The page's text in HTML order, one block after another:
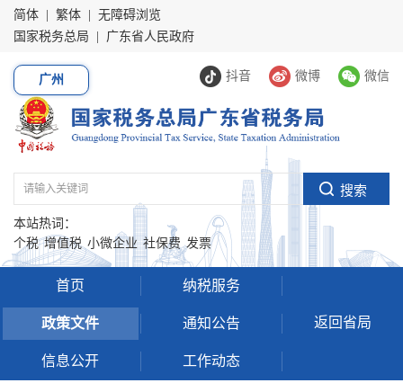
简体 繁体
无障碍浏览
国家税务总局
广东省人民政府
抖音 微博 微信
广州
本站热词：
个税 增值税 小微企业 社保费 发票
首页 纳税服务
政策文件 通知公告
信息公开 工作动态
返回省局